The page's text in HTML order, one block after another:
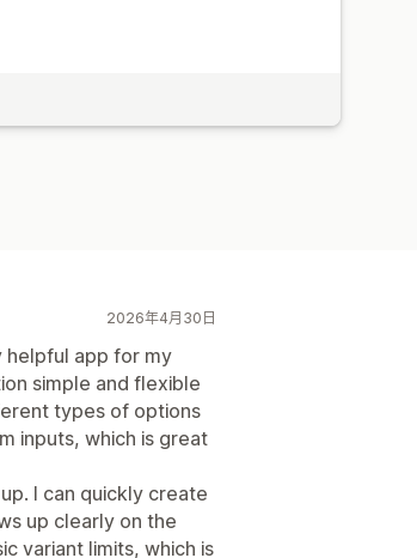
2026年4月30日
helpful app for my
simple and flexible
types of options
inputs, which is great
I can quickly create
up clearly on the
variant limits, which is